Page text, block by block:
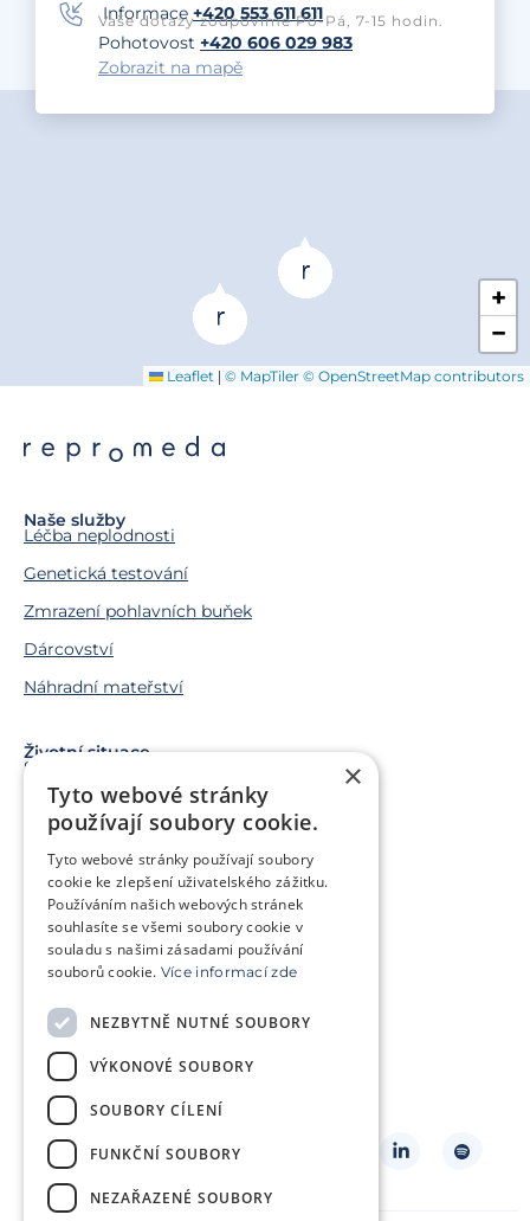
Informace +420 553 611 611
Vaše dotazy zodpovíme Po-Pá, 7-15 hodin.
Pohotovost +420 606 029 983
Zobrazit na mapě
+
−
Leaflet | © MapTiler © OpenStreetMap contributors
Naše služby
Léčba neplodnosti
Genetická testování
Zmrazení pohlavních buňek
Dárcovství
Náhradní mateřství
Životní situace
Snažíme se o miminko
Chci miminko v budoucnu
Jsem v onkologické léčbě
Chci pomoct jiným párům
Klientská zóna
Slovníček pojmů
Často kladené dotazy
Ke stažení
Kontakt
Ceník
Sledujte nás
×
Tyto webové stránky
používají soubory cookie.
Tyto webové stránky používají soubory
cookie ke zlepšení uživatelského zážitku.
Používáním našich webových stránek
souhlasíte se všemi soubory cookie v
souladu s našimi zásadami používání
souborů cookie. Více informací zde
NEZBYTNĚ NUTNÉ SOUBORY
VÝKONOVÉ SOUBORY
SOUBORY CÍLENÍ
FUNKČNÍ SOUBORY
NEZAŘAZENÉ SOUBORY